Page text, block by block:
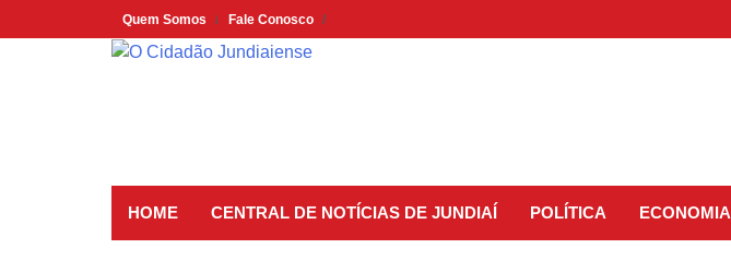
to
Quem Somos Fale Conosco
HOME CENTRAL DE NOTÍCIAS DE JUNDIAÍ POLÍTICA ECONOMIA